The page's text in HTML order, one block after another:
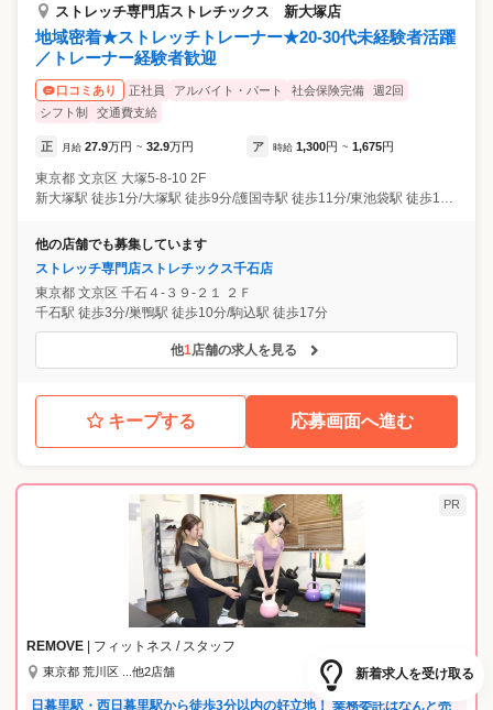
ストレッチ専門店ストレチックス 新大塚店
地域密着★ストレッチトレーナー★20-30代未経験者活躍
／トレーナー経験者歓迎
口コミあり 正社員 アルバイト・パート 社会保険完備
週2回
シフト制
交通費支給
正 月給 27.9万円 ~ 32.9万円 ア 時給 1,300円 ~ 1,675円
東京都 文京区 大塚5-8-10 2F
新大塚駅 徒歩1分/大塚駅 徒歩9分/護国寺駅 徒歩11分/東池袋駅 徒歩13分/池袋駅
他の店舗でも募集しています
ストレッチ専門店ストレチックス千石店
東京都 文京区 千石４‐３９‐２１ ２Ｆ
千石駅 徒歩3分/巣鴨駅 徒歩10分/駒込駅 徒歩17分
他1店舗の求人を見る
キープする 応募画面へ進む
PR
REMOVE | フィットネス / スタッフ
東京都 荒川区 ...他2店舗
日暮里駅・西日暮里駅から徒歩3分以内の好立地！ 業務委託はなんと売
新着求人を受け取る